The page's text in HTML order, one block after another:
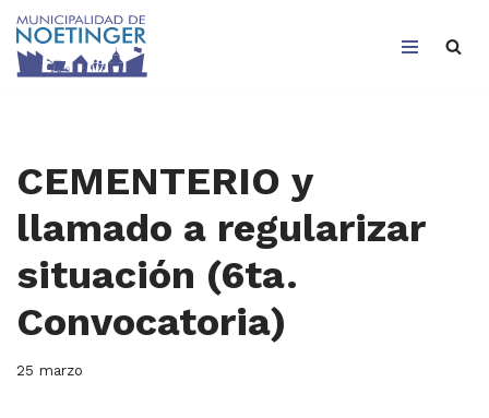
Saltar
CEMENTERIO y
llamado a regularizar
situación (6ta.
Convocatoria)
25 marzo